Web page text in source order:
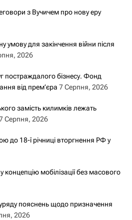
з Вучичем про нову еру
умову для закінчення війни після
2026
постраждалого бізнесу. Фонд
від прем’єра 7 Серпня, 2026
замість килимків лежать
Серпня, 2026
до 18-ї річниці вторгнення РФ у
мобілізації без масового
пояснень щодо призначення
2026